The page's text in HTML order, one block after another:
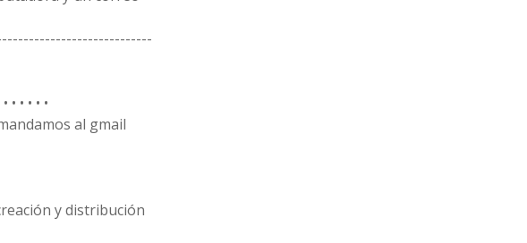
• • • • •
al gmail
y distribución